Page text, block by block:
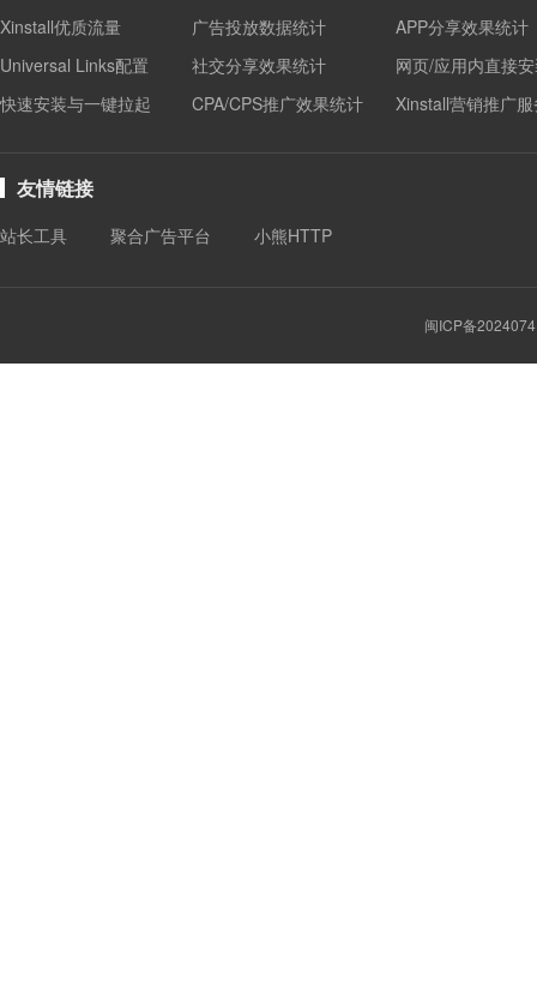
Xinstall优质流量
Universal Links配置
快速安装与一键拉起
广告投放数据统计
APP分享效果统计
社交分享效果统计
网页/应用内直接
CPA/CPS推广效果统计
Xinstall营销推广
友情链接
站长工具 聚合广告平台 小熊HTTP
闽ICP备